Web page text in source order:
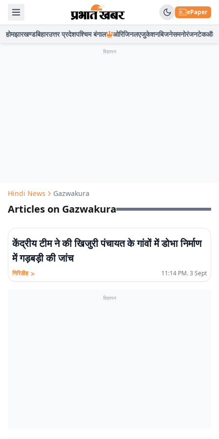
ePaper
होमझारखण्डबिहारउत्तर प्रदेशपश्चिम बंगाल ओरिजिनलएजुकेशनबिजनेसमनोरंजनटेकऑटो
विज्ञापन
Hindi News Gazwakura
Articles on Gazwakura
केंद्रीय टीम ने की खिजुरी पंचायत के गांवों में डोभा निर्माण
में गड़बड़ी की जांच
गिरिडीह > 11:14 PM. 3 Sept
विज्ञापन